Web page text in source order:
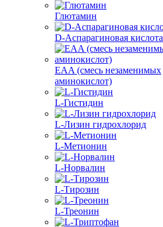
Глютамин
D-Аспарагиновая кислота
EAA (смесь незаменимых
аминокислот)
L-Гистидин
L-Лизин гидрохлорид
L-Метионин
L-Норвалин
L-Тирозин
L-Треонин